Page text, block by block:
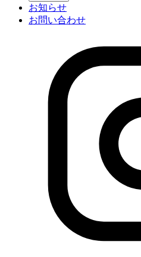
お知らせ
お問い合わせ